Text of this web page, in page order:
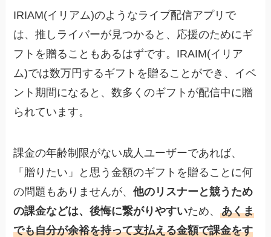
IRIAM(イリアム)のようなライブ配信アプリで
は、推しライバーが見つかると、応援のためにギ
フトを贈ることもあるはずです。IRAIM(イリア
ム)では数万円するギフトを贈ることができ、イベ
ント期間になると、数多くのギフトが配信中に贈
られています。
課金の年齢制限がない成人ユーザーであれば、
「贈りたい」と思う金額のギフトを贈ることに何
の問題もありませんが、他のリスナーと競うため
の課金などは、後悔に繋がりやすいため、あくま
でも自分が余裕を持って支払える金額で課金をす